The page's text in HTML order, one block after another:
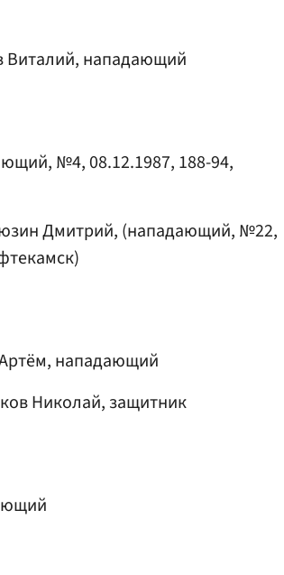
Виталий, нападающий
№4, 08.12.1987, 188-94,
Дмитрий, (нападающий, №22,
, нападающий
Николай, защитник